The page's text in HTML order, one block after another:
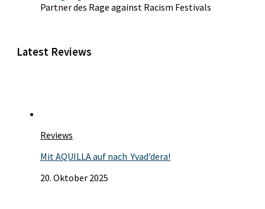
Partner des Rage against Racism Festivals
Latest Reviews
Reviews
Mit AQUILLA auf nach Yvad’dera!
20. Oktober 2025